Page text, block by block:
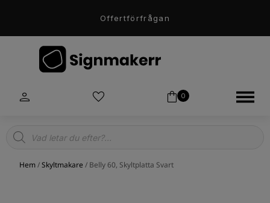
Offertförfrågan
0
Products
search
Hem/Skyltmakare / Belly 60, Skyltplatta Svart